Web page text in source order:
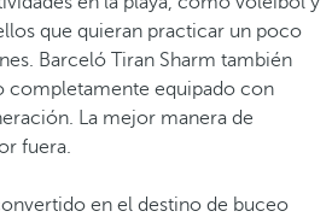
que quieran practicar un poco
Barceló Tiran Sharm también
completamente equipado con
La mejor manera de
fuera.
en el destino de buceo